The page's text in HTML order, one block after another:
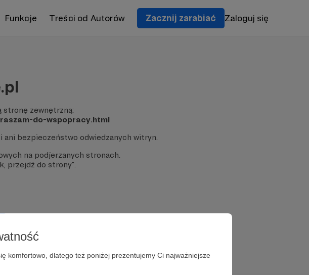
komfortowo, dlatego też poniżej prezentujemy Ci najważniejsze
Funkcje Treści od Autorów Zacznij zarabiać Zaloguj się
stronę zewnętrzną:
do-wspopracy.html
bezpieczeństwo odwiedzanych witryn.
na podjerzanych stronach.
przejdź do strony".